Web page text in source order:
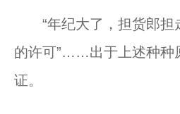
“年纪大了，担货郎担
的许可”……出于上述种种
证。